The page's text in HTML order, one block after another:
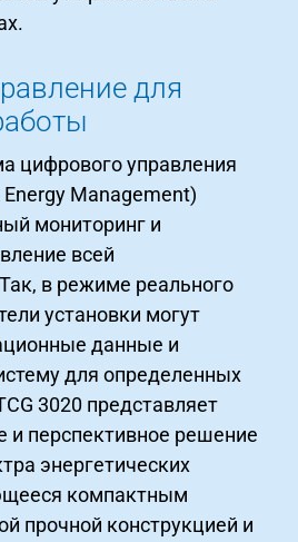
для
цифрового управления
Management)
мониторинг и
всей
в режиме реального
установки могут
данные и
для определенных
3020 представляет
и перспективное решение
энергетических
компактным
прочной конструкцией и